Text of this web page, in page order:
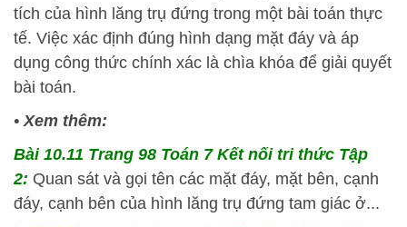
tích của hình lăng trụ đứng trong một bài toán thực
tế. Việc xác định đúng hình dạng mặt đáy và áp
dụng công thức chính xác là chìa khóa để giải quyết
bài toán.
•Xem thêm:
Bài 10.11 Trang 98 Toán 7 Kết nối tri thức Tập
2: Quan sát và gọi tên các mặt đáy, mặt bên, cạnh
đáy, cạnh bên của hình lăng trụ đứng tam giác ở...